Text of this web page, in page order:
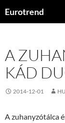
Eurotrend
A
KÁD
2014-12-01
A zuhanyzótálca